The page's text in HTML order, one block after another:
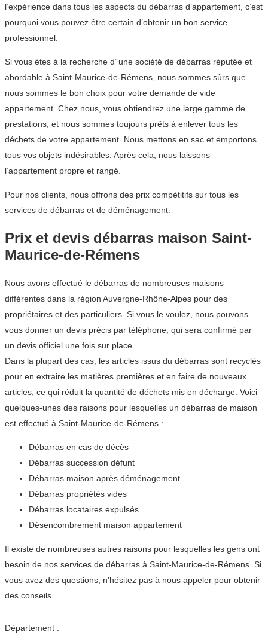
l’expérience dans tous les aspects du débarras d’appartement, c’est
pourquoi vous pouvez être certain d’obtenir un bon service
professionnel.
Si vous êtes à la recherche d’ une société de débarras réputée et
abordable à Saint-Maurice-de-Rémens, nous sommes sûrs que
nous sommes le bon choix pour votre demande de vide
appartement. Chez nous, vous obtiendrez une large gamme de
prestations, et nous sommes toujours prêts à enlever tous les
déchets de votre appartement. Nous mettons en sac et emportons
tous vos objets indésirables. Après cela, nous laissons
l’appartement propre et rangé.
Pour nos clients, nous offrons des prix compétitifs sur tous les
services de débarras et de déménagement.
Prix et devis débarras maison Saint-
Maurice-de-Rémens
Nous avons effectué le débarras de nombreuses maisons
différentes dans la région Auvergne-Rhône-Alpes pour des
propriétaires et des particuliers. Si vous le voulez, nous pouvons
vous donner un devis précis par téléphone, qui sera confirmé par
un devis officiel une fois sur place.
Dans la plupart des cas, les articles issus du débarras sont recyclés
pour en extraire les matières premières et en faire de nouveaux
articles, ce qui réduit la quantité de déchets mis en décharge. Voici
quelques-unes des raisons pour lesquelles un débarras de maison
est effectué à Saint-Maurice-de-Rémens :
Débarras en cas de décès
Débarras succession défunt
Débarras maison après déménagement
Débarras propriétés vides
Débarras locataires expulsés
Désencombrement maison appartement
Il existe de nombreuses autres raisons pour lesquelles les gens ont
besoin de nos services de débarras à Saint-Maurice-de-Rémens. Si
vous avez des questions, n’hésitez pas à nous appeler pour obtenir
des conseils.
Département :